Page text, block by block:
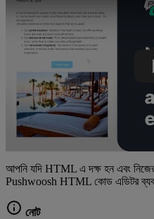
আপনি যদি HTML এ দক্ষ হন এবং
Pushwoosh HTML কোড এডিটর
নোট